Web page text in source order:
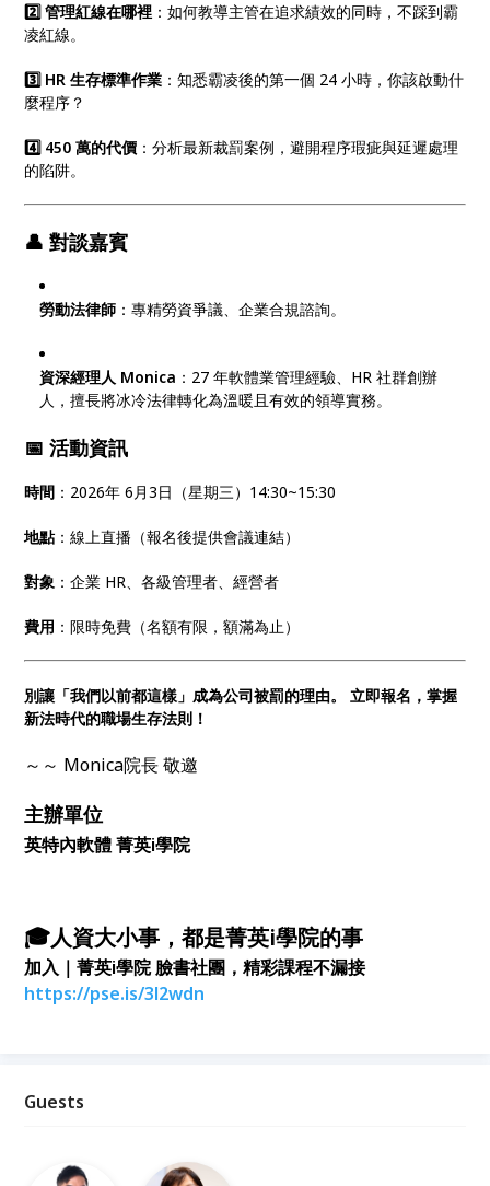
2️⃣ 管理紅線在哪裡 ：如何教導主管在追求績效的同時，不踩到霸
凌紅線。
3️⃣ HR 生存標準作業 ：知悉霸凌後的第一個 24 小時，你該啟動什
麼程序？
4️⃣ 450 萬的代價 ：分析最新裁罰案例，避開程序瑕疵與延遲處理
的陷阱。
👤 對談嘉賓
勞動法律師 ：專精勞資爭議、企業合規諮詢。
資深經理人 Monica ：27 年軟體業管理經驗、HR 社群創辦
人，擅長將冰冷法律轉化為溫暖且有效的領導實務。
📅 活動資訊
時間 ：2026年 6月3日（星期三）14:30~15:30
地點：線上直播（報名後提供會議連結）
對象 ：企業 HR、各級管理者、經營者
費用 ：限時免費（名額有限，額滿為止）
別讓「我們以前都這樣」成為公司被罰的理由。
立即報名，掌握
新法時代的職場生存法則！
～～ Monica院長 敬邀
主辦單位
英特內軟體 菁英i學院
🎓人資大小事，都是菁英i學院的事
加入｜菁英i學院 臉書社團，精彩課程不漏接
https://pse.is/3l2wdn
Guests